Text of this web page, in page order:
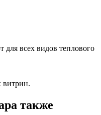
для всех видов теплового
витрин.
также